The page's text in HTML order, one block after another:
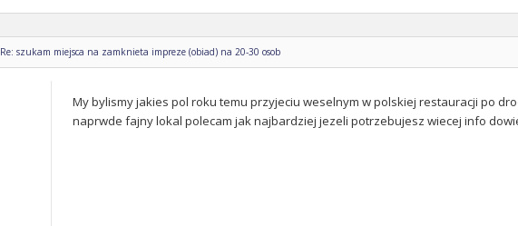
Re: szukam miejsca na zamknieta impreze (obiad) na 20-30 osob
My bylismy jakies pol roku temu przyjeciu weselnym w polskiej restauracji po
naprwde fajny lokal polecam jak najbardziej jezeli potrzebujesz wiecej info